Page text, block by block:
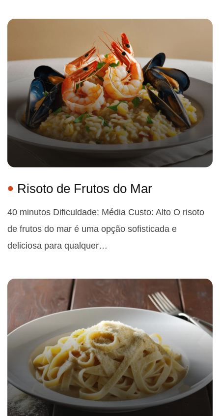
Risoto de Frutos do Mar
40 minutos Dificuldade: Média Custo: Alto O risoto
de frutos do mar é uma opção sofisticada e
deliciosa para qualquer…